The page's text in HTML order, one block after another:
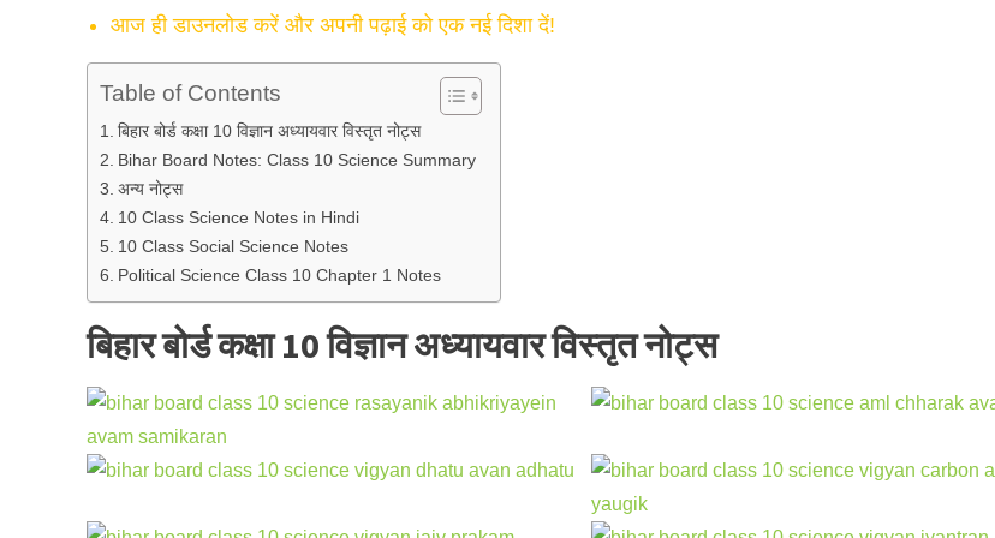
आज ही डाउनलोड करें और अपनी पढ़ाई को एक नई दिशा दें!
Table of Contents
बिहार बोर्ड कक्षा 10 विज्ञान अध्यायवार विस्तृत नोट्स
Bihar Board Notes: Class 10 Science Summary
अन्य नोट्स
10 Class Science Notes in Hindi
10 Class Social Science Notes
Political Science Class 10 Chapter 1 Notes
बिहार बोर्ड कक्षा 10 विज्ञान अध्यायवार विस्तृत नोट्स